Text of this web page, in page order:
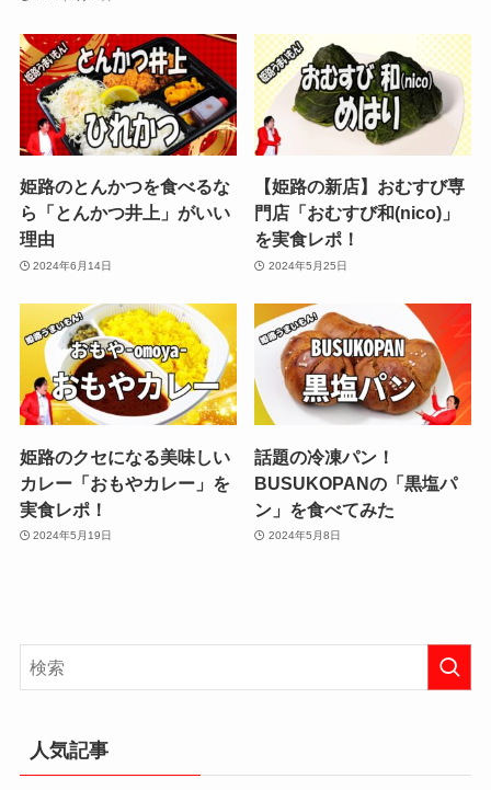
姫路のとんかつを食べるな
ら「とんかつ井上」がいい
理由
2024年6月14日
【姫路の新店】おむすび専
門店「おむすび和(nico)」
を実食レポ！
2024年5月25日
姫路のクセになる美味しい
カレー「おもやカレー」を
実食レポ！
2024年5月19日
話題の冷凍パン！
BUSUKOPANの「黒塩パ
ン」を食べてみた
2024年5月8日
人気記事